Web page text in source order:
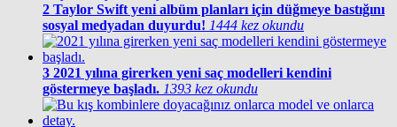
2 Taylor Swift yeni albüm planları için düğmeye bastığını
sosyal medyadan duyurdu! 1444 kez okundu
3 2021 yılına girerken yeni saç modelleri kendini
göstermeye başladı. 1393 kez okundu